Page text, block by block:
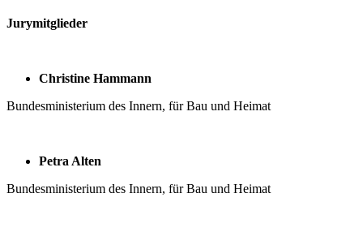
Jurymitglieder
Christine Hammann
Bundesministerium des Innern, für Bau und Heimat
Petra Alten
Bundesministerium des Innern, für Bau und Heimat